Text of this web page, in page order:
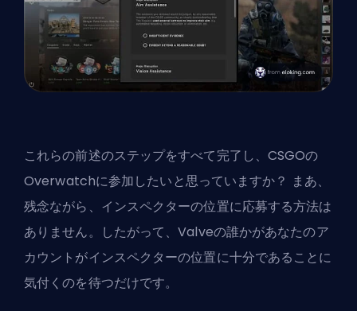
これらの前述のステップをすべて完了し、CSGOの
Overwatchに参加したいと思っていますか？ まあ、
残念ながら、インスペクターの位置に応募する方法は
ありません。したがって、Valveの誰かがあなたのア
カウントがインスペクターの位置に十分であることに
気付くのを待つだけです。